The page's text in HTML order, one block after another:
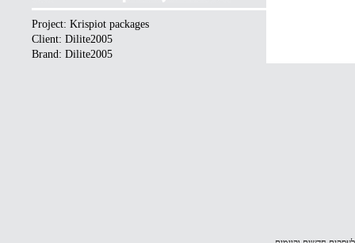
Project: Krispiot packages
Client: Dilite2005
Brand: Dilite2005